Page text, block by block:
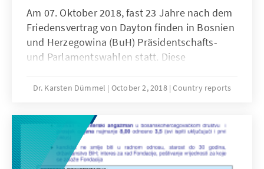
Am 07. Oktober 2018, fast 23 Jahre nach dem
Friedensvertrag von Dayton finden in Bosnien
und Herzegowina (BuH) Präsidentschafts-
und Parlamentswahlen statt. Diese
gesamtstaatlicher Ebene und in beiden
festgeschriebenen Landesteilen durchgeführt.
Dass auch diese Wahlen maßgeblich von
ethnischer Politik bestimmt sind, verwundert
nicht.
Dr. Karsten Dümmel October 2, 2018 Country reports